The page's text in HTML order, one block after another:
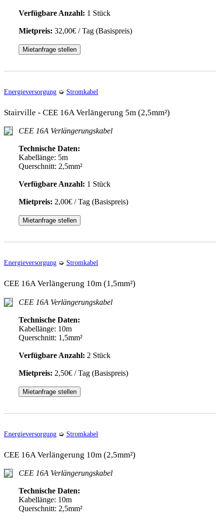
Verfügbare Anzahl: 1 Stück
Mietpreis: 32,00€ / Tag (Basispreis)
Mietanfrage stellen
Energieversorgung ➭ Stromkabel
Stairville - CEE 16A Verlängerung 5m (2,5mm²)
CEE 16A Verlängerungskabel
Technische Daten:
Kabellänge: 5m
Querschnitt: 2,5mm²
Verfügbare Anzahl: 1 Stück
Mietpreis: 2,00€ / Tag (Basispreis)
Mietanfrage stellen
Energieversorgung ➭ Stromkabel
CEE 16A Verlängerung 10m (1,5mm²)
CEE 16A Verlängerungskabel
Technische Daten:
Kabellänge: 10m
Querschnitt: 1,5mm²
Verfügbare Anzahl: 2 Stück
Mietpreis: 2,50€ / Tag (Basispreis)
Mietanfrage stellen
Energieversorgung ➭ Stromkabel
CEE 16A Verlängerung 10m (2,5mm²)
CEE 16A Verlängerungskabel
Technische Daten:
Kabellänge: 10m
Querschnitt: 2,5mm²